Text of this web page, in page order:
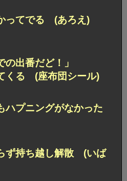
ってでる (あろえ)
の出番だど！」
くる (座布団シール)
ハプニングがなかった
ず持ち越し解散 (いば